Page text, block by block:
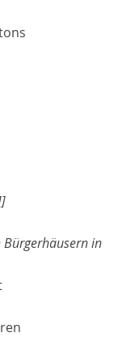
Bürgerhäusern in
en